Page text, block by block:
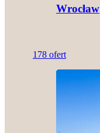
Wrocław
178 ofert